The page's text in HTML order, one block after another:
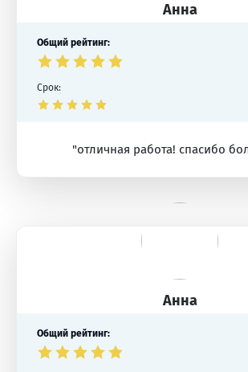
Анна
Общий рейтинг:
Срок:
"отличная работа! спасибо
Анна
Общий рейтинг: